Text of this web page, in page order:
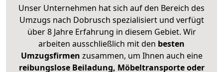
Unser Unternehmen hat sich auf den Bereich des
Umzugs nach Dobrusch spezialisiert und verfügt
über 8 Jahre Erfahrung in diesem Gebiet. Wir
arbeiten ausschließlich mit den besten
Umzugsfirmen zusammen, um Ihnen auch eine
reibungslose Beiladung, Möbeltransporte oder